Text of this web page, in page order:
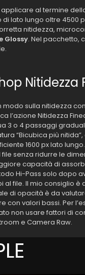
al termine
lungo oltre 4500
nitidezza,
Glossy. Nel pacchetto,
Nitidezza
sulla nitidezza
l’azione Nitidezza
3 o 4 passaggi
“Bicubica più
1600 px lato
senza ridurre le
capacità di
Hi-Pass solo dopo
file. Il mio consiglio è
di opacità è da
con valori bassi. Per
non usare fattori di
e Camera Raw.